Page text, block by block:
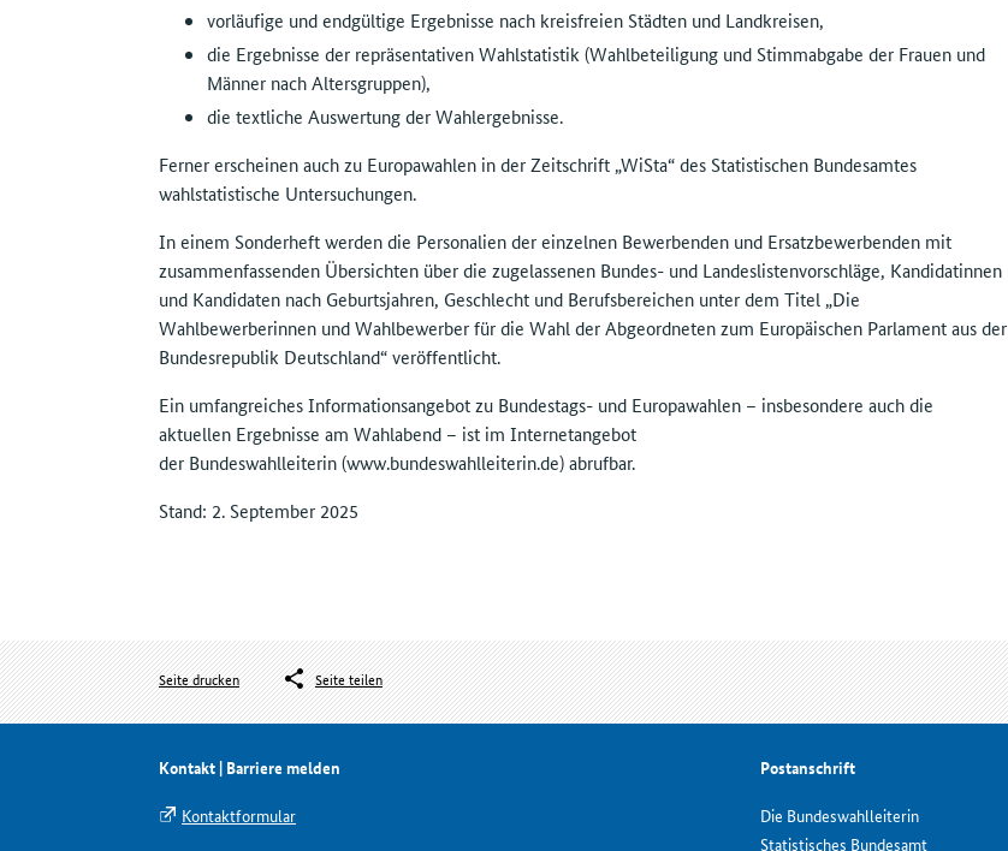
vorläufige und endgültige Ergebnisse nach kreisfreien Städten und Landkreisen,
die Ergebnisse der repräsentativen Wahlstatistik (Wahlbeteiligung und Stimmabgabe der Frauen und
Männer nach Altersgruppen),
die textliche Auswertung der Wahlergebnisse.
Ferner erscheinen auch zu Europawahlen in der Zeitschrift „WiSta“ des Statistischen Bundesamtes
wahlstatistische Untersuchungen.
In einem Sonderheft werden die Personalien der einzelnen Bewerbenden und Ersatzbewerbenden mit
zusammenfassenden Übersichten über die zugelassenen Bundes- und Landeslistenvorschläge, Kandidatinnen
und Kandidaten nach Geburtsjahren, Geschlecht und Berufsbereichen unter dem Titel „Die
Wahlbewerberinnen und Wahlbewerber für die Wahl der Abgeordneten zum Europäischen Parlament aus der
Bundesrepublik Deutschland“ veröffentlicht.
Ein umfangreiches Informationsangebot zu Bundestags- und Europawahlen – insbesondere auch die
aktuellen Ergebnisse am Wahlabend – ist im Internetangebot
der Bundeswahlleiterin (www.bundeswahlleiterin.de) abrufbar.
Stand: 2. September 2025
Seite drucken Seite teilen
Kontakt | Barriere melden
Kontaktformular
Postanschrift
Die Bundeswahlleiterin
Statistisches Bundesamt